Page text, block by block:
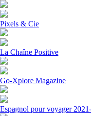
Pixels & Cie
La Chaîne Positive
Go-Xplore Magazine
Espagnol pour voyager